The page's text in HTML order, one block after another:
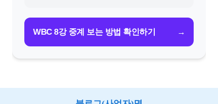
WBC 8강 중계 보는 방법 확인하기 →